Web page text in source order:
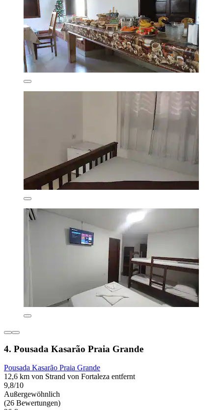
4. Pousada Kasarão Praia Grande
Pousada Kasarão Praia Grande
12,6 km von Strand von Fortaleza entfernt
9,8/10
Außergewöhnlich
(26 Bewertungen)